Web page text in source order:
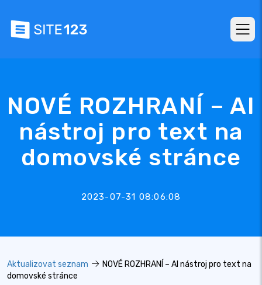
NOVÉ ROZHRANÍ – AI
nástroj pro text na
domovské stránce
2023-07-31 08:06:08
Aktualizovat seznam
NOVÉ ROZHRANÍ – AI nástroj pro text na
domovské stránce